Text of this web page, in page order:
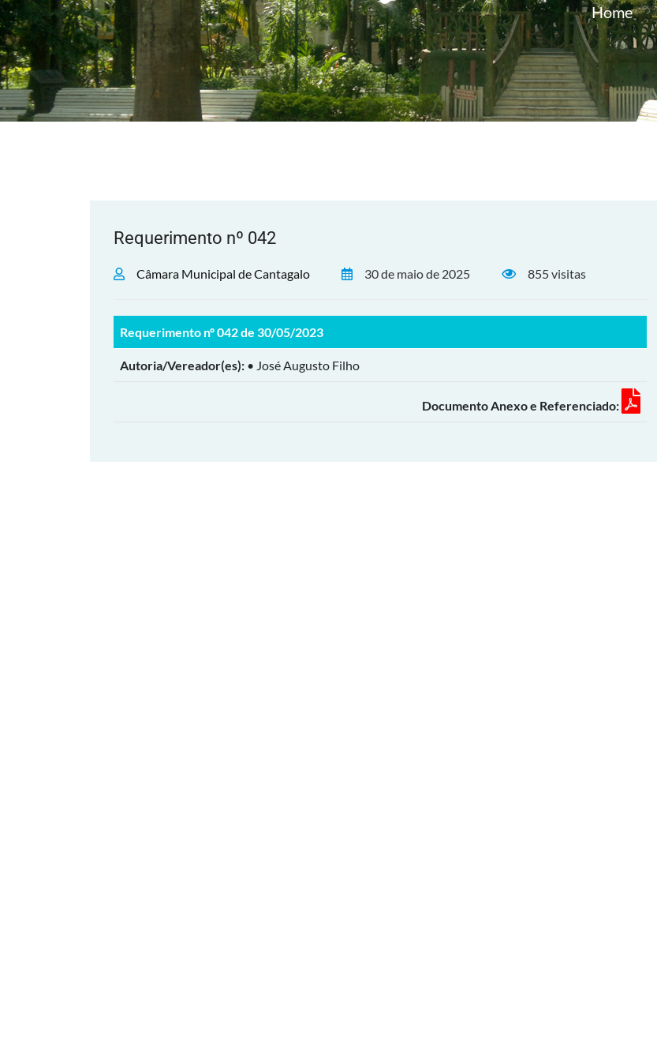
Home
Requerimento nº 042
Câmara Municipal de Cantagalo 30 de maio de 2025 855 visitas
Requerimento nº 042 de 30/05/2023
Autoria/Vereador(es): • José Augusto Filho
Documento Anexo e Referenciado: